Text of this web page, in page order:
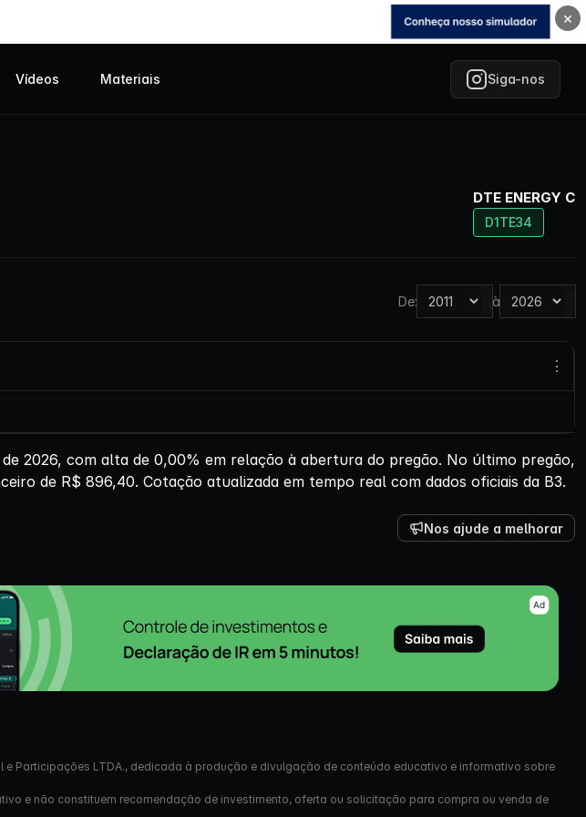
×
Vídeos Materiais Siga-nos
DTE ENERGY C
D1TE34
De: à
⋮
2026, com alta de 0,00% em relação à abertura do pregão. No último pregão,
de R$ 896,40. Cotação atualizada em tempo real com dados oficiais da B3.
Nos ajude a melhorar
e Participações LTDA., dedicada à produção e divulgação de conteúdo educativo e informativo sobre
e não constituem recomendação de investimento, oferta ou solicitação para compra ou venda de